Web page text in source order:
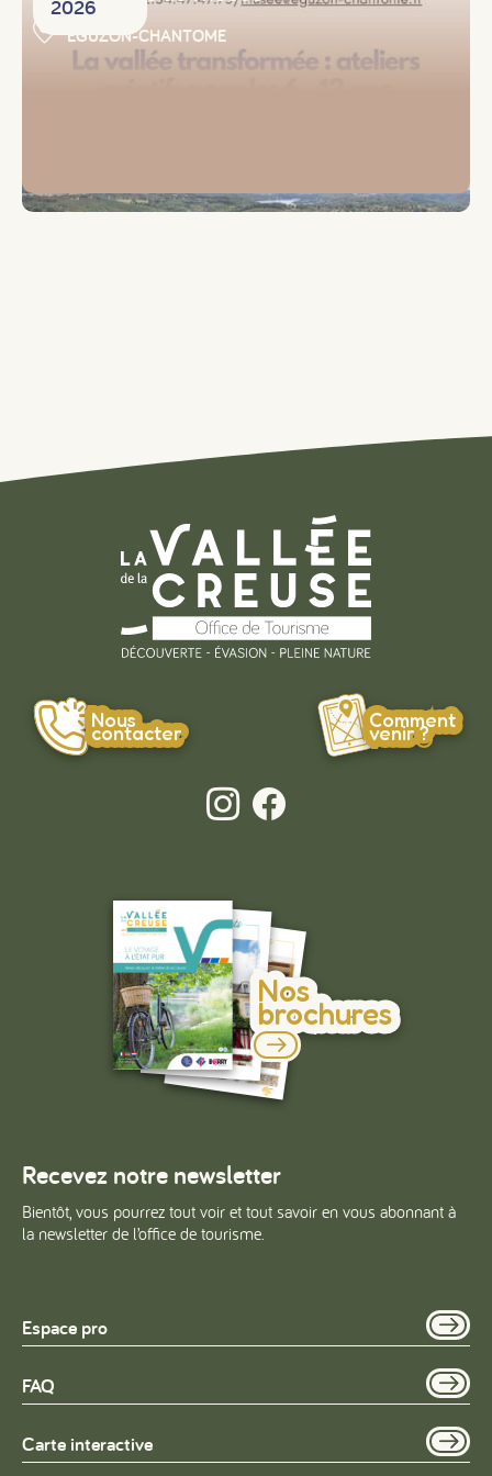
2026
EGUZON-CHANTOME
Nous
contacter
Comment
venir ?
Nos
brochures
Recevez notre newsletter
Bientôt, vous pourrez tout voir et tout savoir en vous abonnant à
la newsletter de l’office de tourisme.
Espace pro
FAQ
Carte interactive